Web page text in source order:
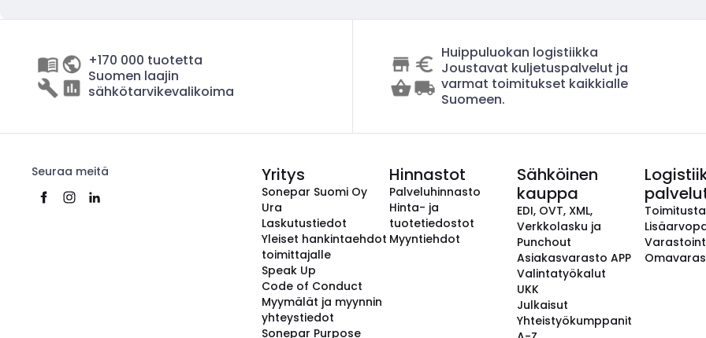
+170 000 tuotetta
Suomen laajin
sähkötarvikevalikoima
Huippuluokan logistiikka
Joustavat kuljetuspalvelut ja
varmat toimitukset kaikkialle
Suomeen.
Seuraa meitä Yritys
Sonepar Suomi Oy
Ura
Laskutustiedot
Yleiset hankintaehdot
toimittajalle
Speak Up
Code of Conduct
Myymälät ja myynnin
yhteystiedot
Sonepar Purpose
Hinnastot
Palveluhinnasto
Hinta- ja
tuotetiedostot
Myyntiehdot
Sähköinen
kauppa
EDI, OVT, XML,
Verkkolasku ja
Punchout
Asiakasvarasto APP
Valintatyökalut
UKK
Julkaisut
Yhteistyökumppanit